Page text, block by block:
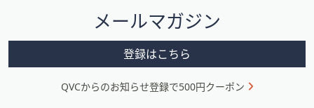
メ
ニ
メールマガジン
登録はこちら
QVCからのお知らせ登録で500円クーポン